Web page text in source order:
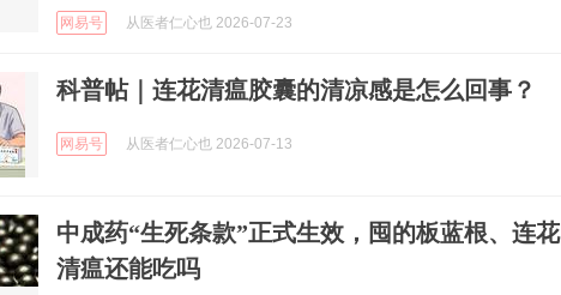
网易号 从医者仁心也 2026-07-23
科普帖｜连花清瘟胶囊的清凉感是怎么回事？
网易号 从医者仁心也 2026-07-13
中成药“生死条款”正式生效，囤的板蓝根、连花
清瘟还能吃吗